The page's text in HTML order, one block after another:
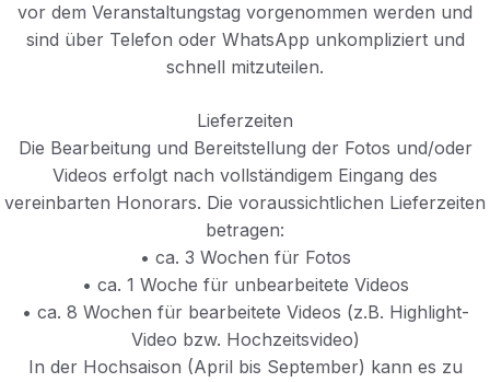
vor dem Veranstaltungstag vorgenommen werden und
sind über Telefon oder WhatsApp unkompliziert und
schnell mitzuteilen.
Lieferzeiten
Die Bearbeitung und Bereitstellung der Fotos und/oder
Videos erfolgt nach vollständigem Eingang des
vereinbarten Honorars. Die voraussichtlichen Lieferzeiten
betragen:
• ca. 3 Wochen für Fotos
• ca. 1 Woche für unbearbeitete Videos
• ca. 8 Wochen für bearbeitete Videos (z.B. Highlight-
Video bzw. Hochzeitsvideo)
In der Hochsaison (April bis September) kann es zu